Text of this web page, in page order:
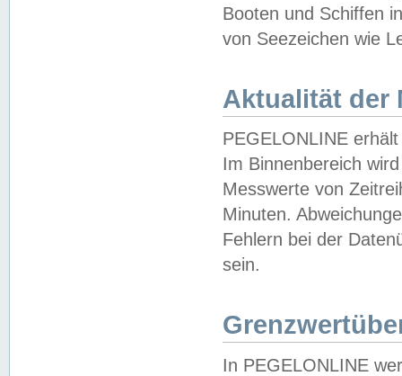
Booten und Schiffen
von Seezeichen wie
Aktualität der
PEGELONLINE
Im Binnenbereich
Messwerte von
Minuten.
Fehlern bei der
sein.
In PEGELONLINE